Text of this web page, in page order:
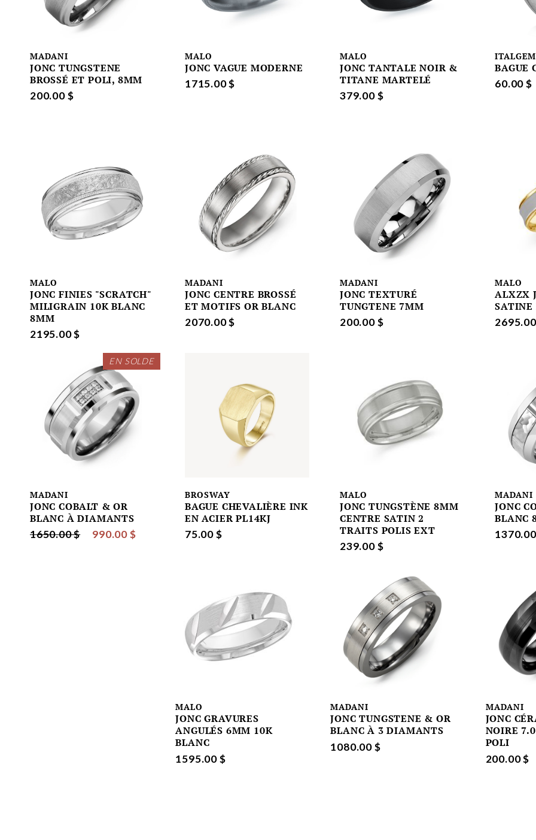
MADANI
JONC TUNGSTENE
BROSSÉ ET POLI, 8MM
200.00 $
MALO
JONC VAGUE MODERNE
1715.00 $
MALO
JONC TANTALE NOIR &
TITANE MARTELÉ
379.00 $
ITALGEM
BAGUE
60.00 $
MALO
JONC FINIES "SCRATCH"
MILIGRAIN 10K BLANC
8MM
2195.00 $
MADANI
JONC CENTRE BROSSÉ
ET MOTIFS OR BLANC
2070.00 $
MADANI
JONC TEXTURÉ
TUNGTENE 7MM
200.00 $
MALO
ALXZX
SATINE
EN SOLDE
MADANI
JONC COBALT & OR
BLANC À DIAMANTS
1650.00 $ 990.00 $
BROSWAY
BAGUE CHEVALIÈRE INK
EN ACIER PL14KJ
75.00 $
MALO
JONC TUNGSTÈNE 8MM
CENTRE SATIN 2
TRAITS POLIS EXT
239.00 $
MADANI
JONC
BLANC
MALO
JONC GRAVURES
ANGULÉS 6MM 10K
BLANC
1595.00 $
MADANI
JONC TUNGSTENE & OR
BLANC À 3 DIAMANTS
1080.00 $
MADANI
JONC
NOIRE
POLI
200.00 $